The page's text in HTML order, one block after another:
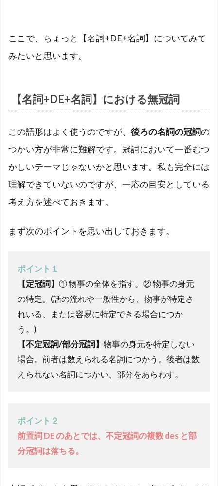
ここで、ちょっと【名詞+DE+名詞】についてみて
みたいと思います。
【名詞+DE+名詞】における無冠詞
この語形はよく使うのですが、 後ろの名詞の冠詞の
つかい方が非常に難解です。冠詞において一番むつ
かしいテーマじゃないかと思います。私も完全には
理解できていないのですが、一応の目安としている
考え方を述べておきます。
まず次のポイントを思い出しておきます。
ポイント１
【定冠詞】 ① 物事の全体を指す。② 物事の身元
の特定。(話の流れや一般性から、物事が特定さ
れいる、または容易に特定できる場合につか
う。)
【不定冠詞/部分冠詞】 物事の身元を特定しない
場合。前者は数えられる名詞につかう。後者は数
えられない名詞につかい、部分をあらわす。
ポイント２
前置詞 DE のあとでは、不定冠詞の複数 des と部
分冠詞は落ちる。